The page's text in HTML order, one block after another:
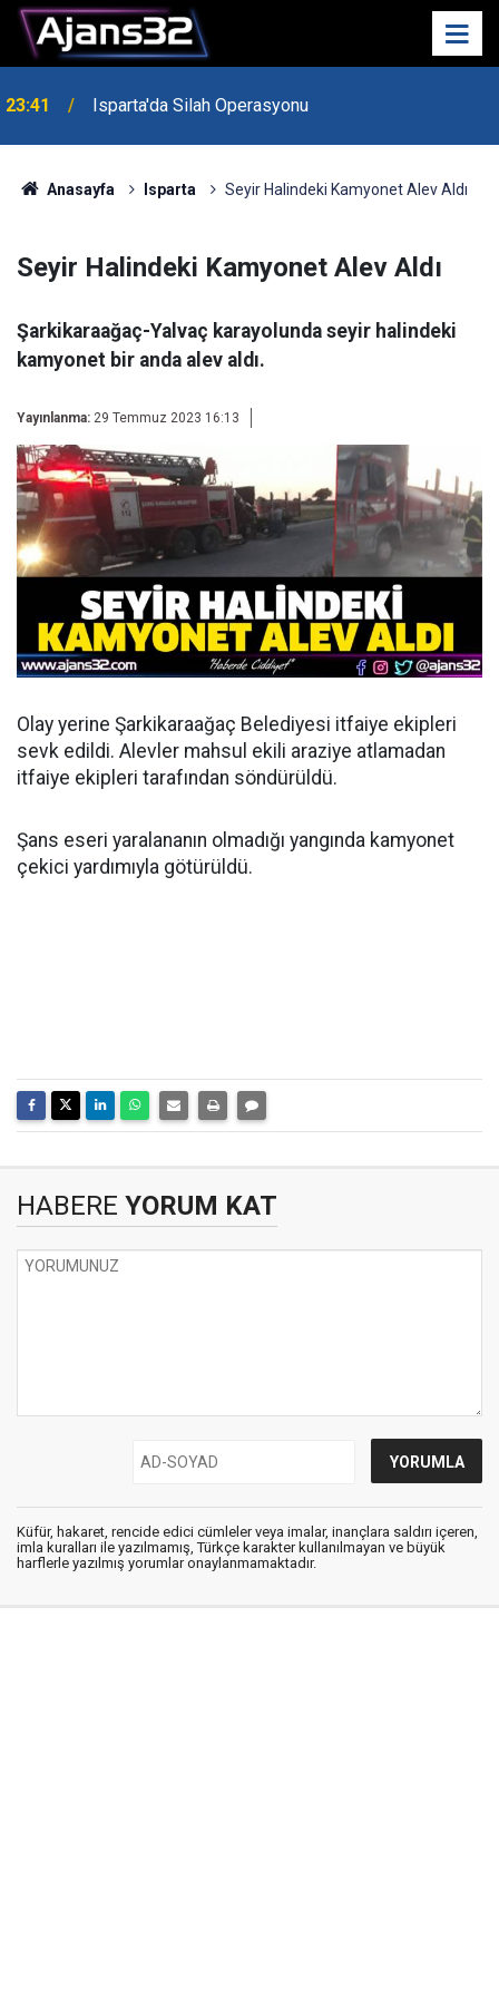
23:41
Isparta'da Silah Operasyonu
Anasayfa Isparta Seyir Halindeki Kamyonet Alev Aldı
Seyir Halindeki Kamyonet Alev Aldı
Şarkikaraağaç-Yalvaç karayolunda seyir halindeki
kamyonet bir anda alev aldı.
Yayınlanma: 29 Temmuz 2023 16:13
Olay yerine Şarkikaraağaç Belediyesi itfaiye ekipleri
sevk edildi. Alevler mahsul ekili araziye atlamadan
itfaiye ekipleri tarafından söndürüldü.
Şans eseri yaralananın olmadığı yangında kamyonet
çekici yardımıyla götürüldü.
HABERE YORUM KAT
Küfür, hakaret, rencide edici cümleler veya imalar, inançlara saldırı içeren,
imla kuralları ile yazılmamış, Türkçe karakter kullanılmayan ve büyük
harflerle yazılmış yorumlar onaylanmamaktadır.